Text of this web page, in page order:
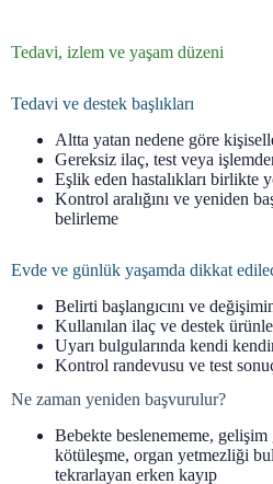
Tedavi, izlem ve yaşam düzeni
Tedavi ve destek başlıkları
Altta yatan nedene göre
Gereksiz ilaç, test veya
Eşlik eden hastalıkları birlikte
Kontrol aralığını ve yeniden
belirleme
Evde ve günlük yaşamda dikkat
Belirti başlangıcını ve
Kullanılan ilaç ve destek
Uyarı bulgularında kendi
Kontrol randevusu ve test
Ne zaman yeniden başvurulur?
Bebekte beslenememe, gelişim
kötüleşme, organ yetmezliği
tekrarlayan erken kayıp